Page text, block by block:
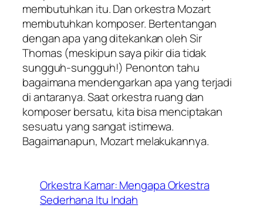
membutuhkan itu. Dan orkestra Mozart
membutuhkan komposer. Bertentangan
dengan apa yang ditekankan oleh Sir
Thomas (meskipun saya pikir dia tidak
sungguh-sungguh!) Penonton tahu
bagaimana mendengarkan apa yang terjadi
di antaranya. Saat orkestra ruang dan
komposer bersatu, kita bisa menciptakan
sesuatu yang sangat istimewa.
Bagaimanapun, Mozart melakukannya.
Orkestra Kamar: Mengapa Orkestra
Sederhana Itu Indah